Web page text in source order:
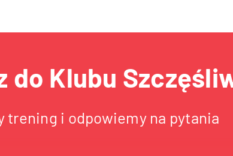
do Klubu
trening i odpowiemy na pytania